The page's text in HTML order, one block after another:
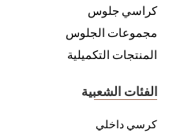
كراسي جلوس
مجموعات الجلوس
المنتجات التكميلية
الفئات الشعبية
كرسي داخلي